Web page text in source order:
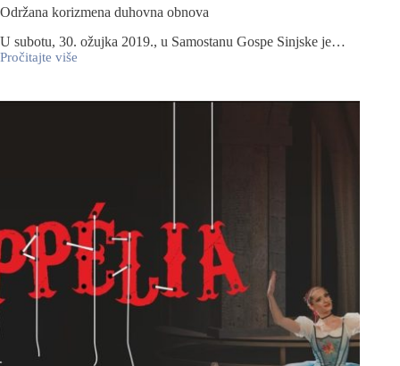
Održana korizmena duhovna obnova
U subotu, 30. ožujka 2019., u Samostanu Gospe Sinjske je…
Pročitajte više